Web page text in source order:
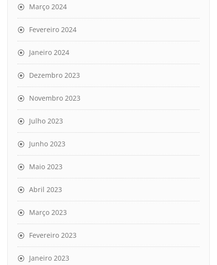
Março 2024
Fevereiro 2024
Janeiro 2024
Dezembro 2023
Novembro 2023
Julho 2023
Junho 2023
Maio 2023
Abril 2023
Março 2023
Fevereiro 2023
Janeiro 2023